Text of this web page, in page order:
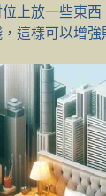
上放一些東西
這樣可以增強